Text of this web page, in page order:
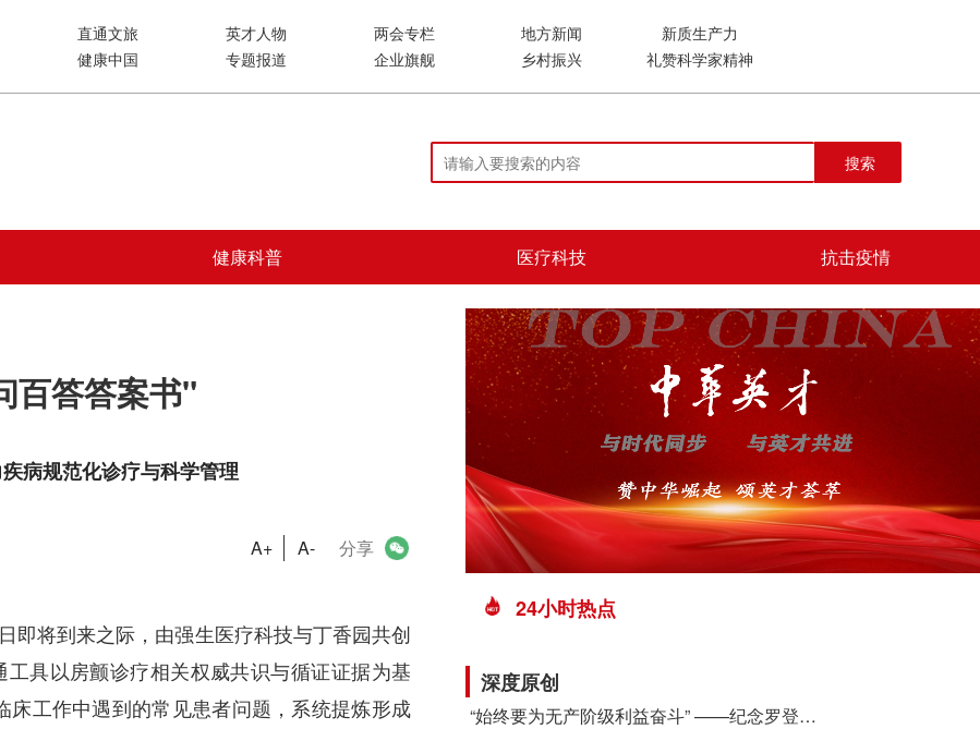
直通文旅 英才人物 两会专栏 地方新闻
新质生产力
健康中国 专题报道 企业旗舰 乡村振兴 礼赞科学家精神
搜索
健康科普 医疗科技 抗击疫情
百答答案书"
病规范化诊疗与科学管理
A+ A- 分享
将到来之际，由强生医疗科技与丁香园共创
具以房颤诊疗相关权威共识与循证证据为基
工作中遇到的常见患者问题，系统提炼形成
24小时热点
深度原创
​ “始终要为无产阶级利益奋斗” ——纪念罗登贤同志诞辰120周年